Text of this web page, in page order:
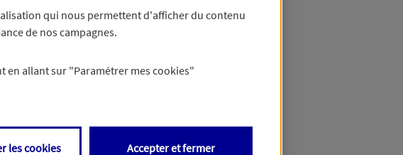
qui nous permettent d'afficher du contenu
de nos campagnes.
en allant sur "Paramétrer mes cookies"
les cookies Accepter et fermer